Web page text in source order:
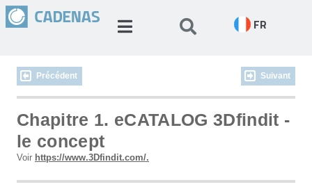
FR
Précédent Suivant
Chapitre 1. eCATALOG 3Dfindit -
le concept
Voir https://www.3Dfindit.com/.